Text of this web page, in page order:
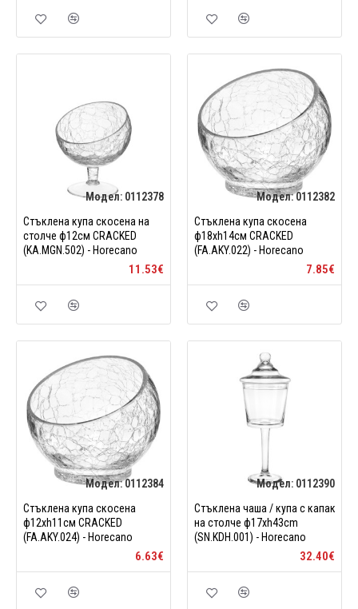
Модел: 0112378
Стъклена купа скосена на
столче ф12см CRACKED
(KA.MGN.502) - Horecano
11.53€
Модел:0112382
Стъклена купа скосена
ф18xh14см CRACKED
(FA.AKY.022) - Horecano
7.85€
Модел:0112384
Стъклена купа скосена
ф12xh11см CRACKED
(FA.AKY.024) - Horecano
6.63€
Модел: 0112390
Стъклена чаша / купа с капак
на столче ф17xh43cm
(SN.KDH.001) - Horecano
32.40€